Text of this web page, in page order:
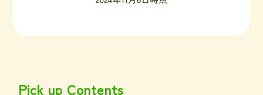
Pick up Contents